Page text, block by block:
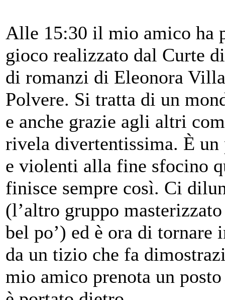
Alle 15:30 il mio amico ha
gioco realizzato dal Curte
di romanzi di Eleonora
Polvere. Si tratta di un
e anche grazie agli altri
rivela divertentissima. È un
e violenti alla fine sfocino
finisce sempre così. Ci
(l’altro gruppo
bel po’) ed è ora di tornare
da un tizio che fa
mio amico prenota un